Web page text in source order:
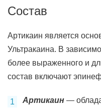
Состав
Артикаин является
Ультракаина. В
более выраженного и
состав включают
Артикаин —